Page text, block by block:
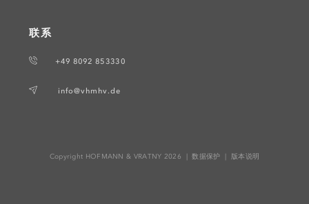
联系
+49 8092 853330
info@vhmhv.de
Copyright HOFMANN & VRATNY 2026 |数据保护 版本说明